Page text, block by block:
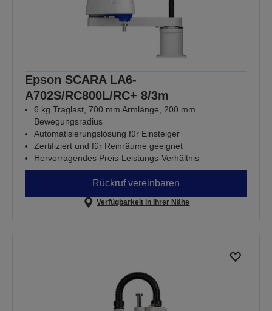
Epson SCARA LA6-
A702S/RC800L/RC+ 8/3m
6 kg Traglast, 700 mm Armlänge, 200 mm
Bewegungsradius
Automatisierungslösung für Einsteiger
Zertifiziert und für Reinräume geeignet
Hervorragendes Preis-Leistungs-Verhältnis
Rückruf vereinbaren
Verfügbarkeit in Ihrer Nähe